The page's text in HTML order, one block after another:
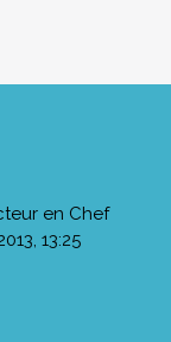
en Chef
13:25